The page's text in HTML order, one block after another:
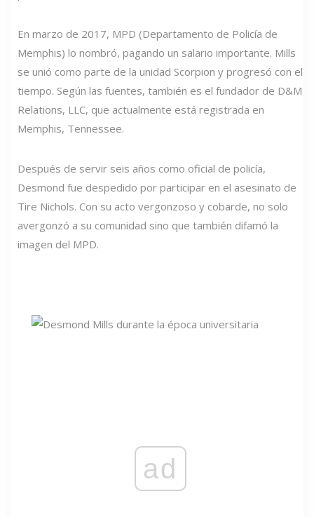
En marzo de 2017, MPD (Departamento de Policía de
Memphis) lo nombró, pagando un salario importante. Mills
se unió como parte de la unidad Scorpion y progresó con el
tiempo. Según las fuentes, también es el fundador de D&M
Relations, LLC, que actualmente está registrada en
Memphis, Tennessee.
Después de servir seis años como oficial de policía,
Desmond fue despedido por participar en el asesinato de
Tire Nichols. Con su acto vergonzoso y cobarde, no solo
avergonzó a su comunidad sino que también difamó la
imagen del MPD.
ad